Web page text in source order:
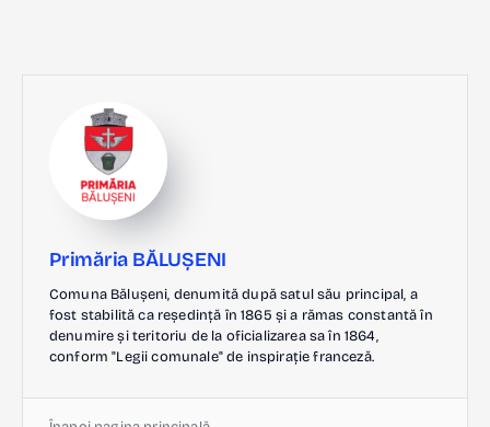
Primăria BĂLUȘENI
Comuna Bălușeni, denumită după satul său principal, a
fost stabilită ca reședință în 1865 și a rămas constantă în
denumire și teritoriu de la oficializarea sa în 1864,
conform "Legii comunale" de inspirație franceză.